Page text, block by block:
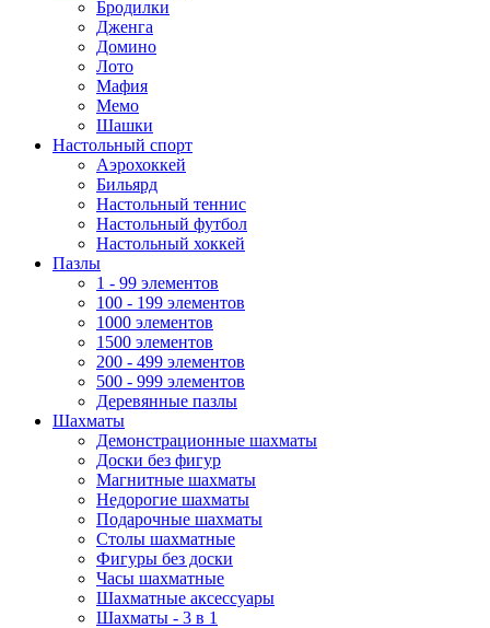
Бродилки
Дженга
Домино
Лото
Мафия
Мемо
Шашки
Настольный спорт
Аэрохоккей
Бильярд
Настольный теннис
Настольный футбол
Настольный хоккей
Пазлы
1 - 99 элементов
100 - 199 элементов
1000 элементов
1500 элементов
200 - 499 элементов
500 - 999 элементов
Деревянные пазлы
Шахматы
Демонстрационные шахматы
Доски без фигур
Магнитные шахматы
Недорогие шахматы
Подарочные шахматы
Столы шахматные
Фигуры без доски
Часы шахматные
Шахматные аксессуары
Шахматы - 3 в 1